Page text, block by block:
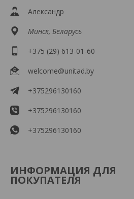
Александр
Минск, Беларусь
+375 (29) 613-01-60
welcome@unitad.by
+375296130160
+375296130160
+375296130160
ИНФОРМАЦИЯ ДЛЯ
ПОКУПАТЕЛЯ